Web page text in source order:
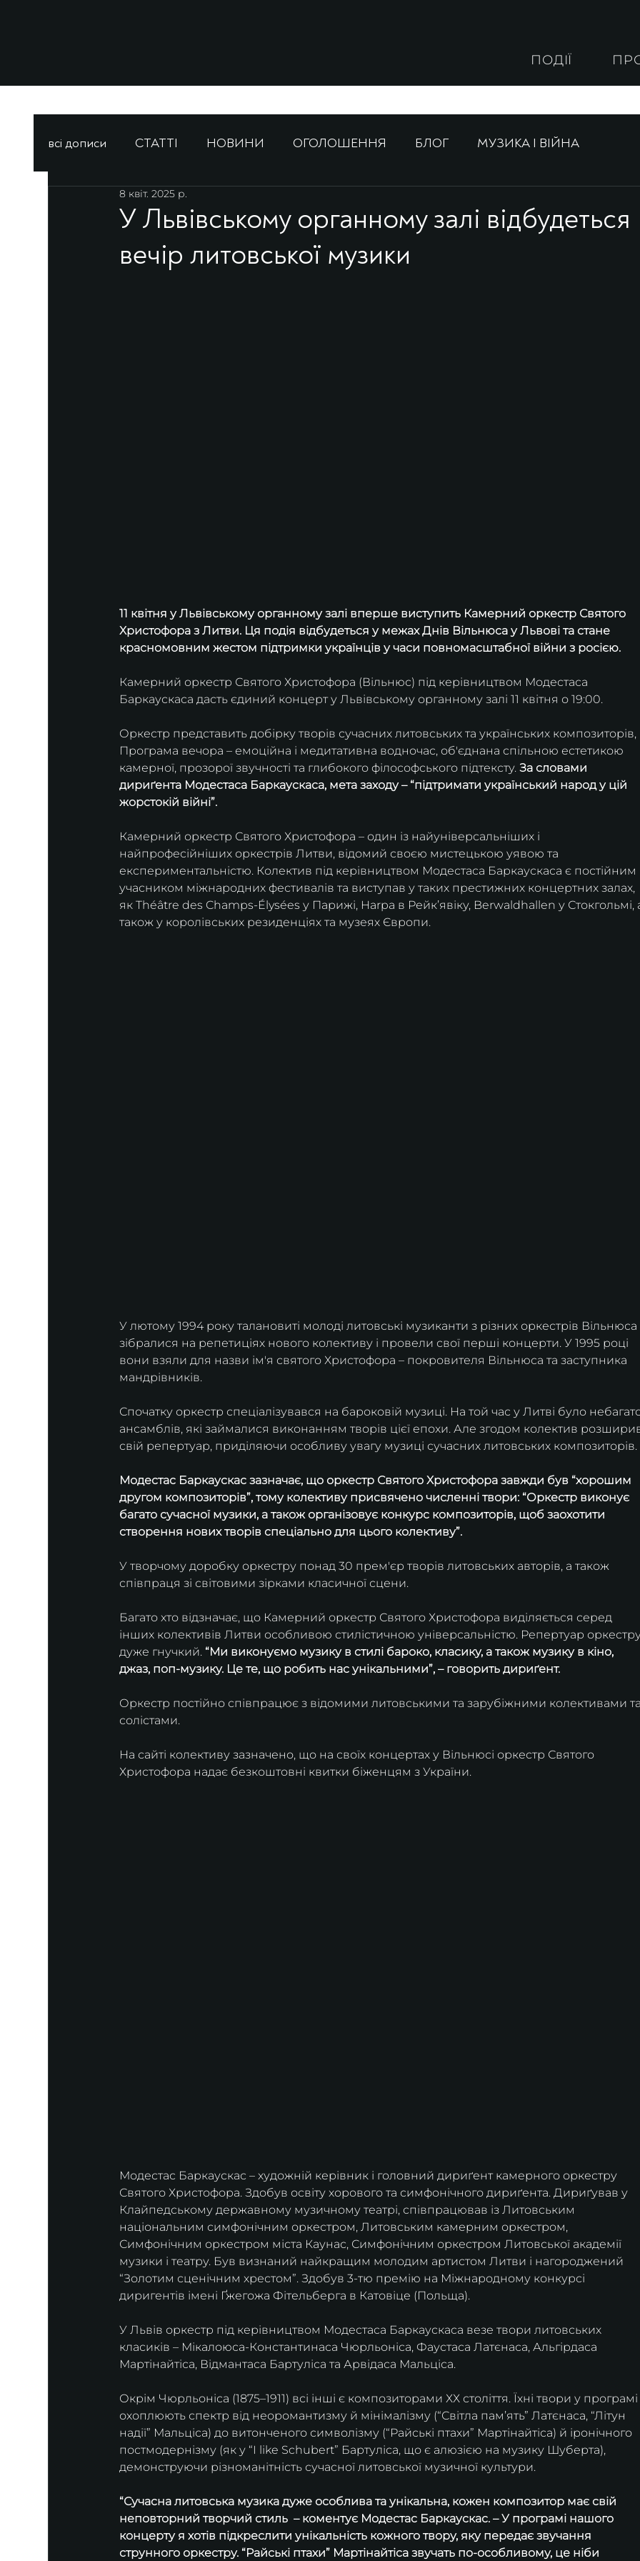
ПОДІЇ
всі дописи СТАТТІ НОВИНИ ОГОЛОШЕННЯ БЛОГ МУЗИКА І ВІЙНА
У Львівському органному залі відбудеться
вечір литовської музики
8 квіт. 2025 р.
11 квітня у Львівському органному залі вперше виступить Камерний оркестр Святого
Христофора з Литви. Ця подія відбудеться у межах Днів Вільнюса у Львові та стане
красномовним жестом підтримки українців у часи повномасштабної війни з росією.
Камерний оркестр Святого Христофора (Вільнюс) під керівництвом Модестаса
Баркаускаса дасть єдиний концерт у Львівському органному залі 11 квітня о 19:00.
Оркестр представить добірку творів сучасних литовських та українських композиторів,
Програма вечора – емоційна і медитативна водночас, об'єднана спільною естетикою
камерної, прозорої звучності та глибокого філософського підтексту. За словами
дириґента Модестаса Баркаускаса, мета заходу – “підтримати український народ у цій
жорстокій війні”.
Камерний оркестр Святого Христофора – один із найуніверсальніших і
найпрофесійніших оркестрів Литви, відомий своєю мистецькою уявою та
експериментальністю. Колектив під керівництвом Модестаса Баркаускаса є постійним
учасником міжнародних фестивалів та виступав у таких престижних концертних залах,
як Théâtre des Champs-Élysées у Парижі, Harpa в Рейк’явіку, Berwaldhallen у Стокгольмі,
також у королівських резиденціях та музеях Європи.
У лютому 1994 року талановиті молоді литовські музиканти з різних оркестрів Вільнюса
зібралися на репетиціях нового колективу і провели свої перші концерти. У 1995 році
вони взяли для назви ім'я святого Христофора – покровителя Вільнюса та заступника
мандрівників.
Спочатку оркестр спеціалізувався на бароковій музиці. На той час у Литві було
ансамблів, які займалися виконанням творів цієї епохи. Але згодом колектив
свій репертуар, приділяючи особливу увагу музиці сучасних литовських композиторів.
Модестас Баркаускас зазначає, що оркестр Святого Христофора завжди був “хорошим
другом композиторів”, тому колективу присвячено численні твори: “Оркестр виконує
багато сучасної музики, а також організовує конкурс композиторів, щоб заохотити
створення нових творів спеціально для цього колективу”.
У творчому доробку оркестру понад 30 прем'єр творів литовських авторів, а також
співпраця зі світовими зірками класичної сцени.
Багато хто відзначає, що Камерний оркестр Святого Христофора виділяється серед
інших колективів Литви особливою стилістичною універсальністю. Репертуар
дуже гнучкий. “Ми виконуємо музику в стилі бароко, класику, а також музику в кіно,
джаз, поп-музику. Це те, що робить нас унікальними”, – говорить дириґент.
Оркестр постійно співпрацює з відомими литовськими та зарубіжними колективами
солістами.
На сайті колективу зазначено, що на своїх концертах у Вільнюсі оркестр Святого
Христофора надає безкоштовні квитки біженцям з України.
Модестас Баркаускас – художній керівник і головний дириґент камерного оркестру
Святого Христофора. Здобув освіту хорового та симфонічного дириґента. Дириґував у
Клайпедському державному музичному театрі, співпрацював із Литовським
національним симфонічним оркестром, Литовським камерним оркестром,
Симфонічним оркестром міста Каунас, Симфонічним оркестром Литовської академії
музики і театру. Був визнаний найкращим молодим артистом Литви і нагороджений
“Золотим сценічним хрестом”. Здобув 3-тю премію на Міжнародному конкурсі
диригентів імені Ґжегожа Фітельберга в Катовіце (Польща).
У Львів оркестр під керівництвом Модестаса Баркаускаса везе твори литовських
класиків – Мікалоюса-Константинаса Чюрльоніса, Фаустаса Латєнаса, Альгірдаса
Мартінайтіса, Відмантаса Бартуліса та Арвідаса Мальціса.
Окрім Чюрльоніса (1875–1911) всі інші є композиторами ХХ століття. Їхні твори у
охоплюють спектр від неоромантизму й мінімалізму (“Світла пам’ять” Латєнаса, “Літун
надії” Мальціса) до витонченого символізму (“Райські птахи” Мартінайтіса) й іронічного
постмодернізму (як у “I like Schubert” Бартуліса, що є алюзією на музику Шуберта),
демонструючи різноманітність сучасної литовської музичної культури.
“Сучасна литовська музика дуже особлива та унікальна, кожен композитор має свій
неповторний творчий стиль  – коментує Модестас Баркаускас. – У програмі нашого
концерту я хотів підкреслити унікальність кожного твору, яку передає звучання
струнного оркестру. “Райські птахи” Мартінайтіса звучать по-особливому, це ніби